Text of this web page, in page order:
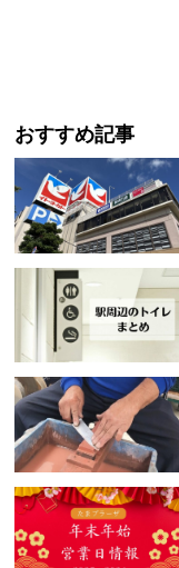
おすすめ記事